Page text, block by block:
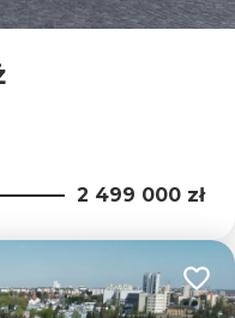
2 499 000 zł